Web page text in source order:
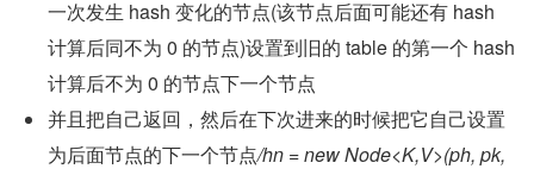
一次发生 hash 变化的节点(该节点后面可能还有 hash
计算后同不为 0 的节点)设置到旧的 table 的第一个 hash
计算后不为 0 的节点下一个节点
并且把自己返回，然后在下次进来的时候把它自己设置
为后面节点的下一个节点/hn = new Node<K,V>(ph, pk,